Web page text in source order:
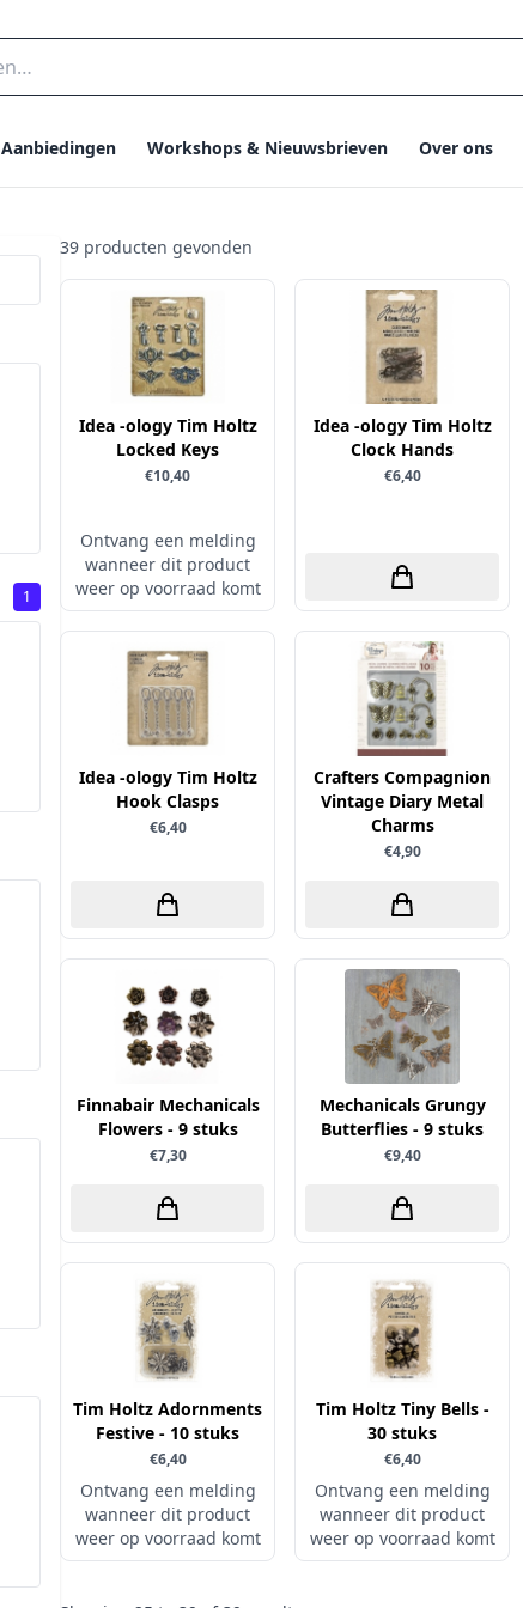
Aanbiedingen Workshops & Nieuwsbrieven Over ons
1
39 producten gevonden
Idea -ology Tim Holtz
Locked Keys
€10,40
Ontvang een melding
wanneer dit product
weer op voorraad komt
Idea -ology Tim Holtz
Clock Hands
€6,40
Idea -ology Tim Holtz
Hook Clasps
€6,40
Crafters Compagnion
Vintage Diary Metal
Charms
€4,90
Finnabair Mechanicals
Flowers - 9 stuks
€7,30
Mechanicals Grungy
Butterflies - 9 stuks
€9,40
Tim Holtz Adornments
Festive - 10 stuks
€6,40
Ontvang een melding
wanneer dit product
weer op voorraad komt
Tim Holtz Tiny Bells -
30 stuks
€6,40
Ontvang een melding
wanneer dit product
weer op voorraad komt